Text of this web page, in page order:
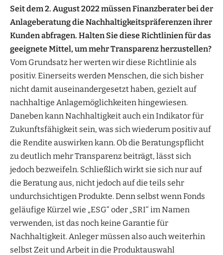
Seit dem 2. August 2022 müssen Finanzberater bei der
Anlageberatung die Nachhaltigkeitspräferenzen ihrer
Kunden abfragen. Halten Sie diese Richtlinien für das
geeignete Mittel, um mehr Transparenz herzustellen?
Vom Grundsatz her werten wir diese Richtlinie als
positiv. Einerseits werden Menschen, die sich bisher
nicht damit auseinandergesetzt haben, gezielt auf
nachhaltige Anlagemöglichkeiten hingewiesen.
Daneben kann Nachhaltigkeit auch ein Indikator für
Zukunftsfähigkeit sein, was sich wiederum positiv auf
die Rendite auswirken kann. Ob die Beratungspflicht
zu deutlich mehr Transparenz beiträgt, lässt sich
jedoch bezweifeln. Schließlich wirkt sie sich nur auf
die Beratung aus, nicht jedoch auf die teils sehr
undurchsichtigen Produkte. Denn selbst wenn Fonds
geläufige Kürzel wie „ESG“ oder „SRI“ im Namen
verwenden, ist das noch keine Garantie für
Nachhaltigkeit. Anleger müssen also auch weiterhin
selbst Zeit und Arbeit in die Produktauswahl